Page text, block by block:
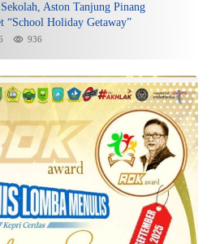
Aston Tanjung Pinang
“School Holiday Getaway”
936